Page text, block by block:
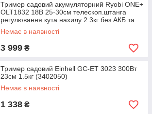
Тример садовий акумуляторний Ryobi ONE+
OLT1832 18В 25-30см телескоп.штанга
регулювання кута нахилу 2.3кг без АКБ та
ЗП
Немає в наявності
3 999 ₴
Тример садовий Einhell GC-ET 3023 300Вт
23см 1.5кг (3402050)
Немає в наявності
1 338 ₴